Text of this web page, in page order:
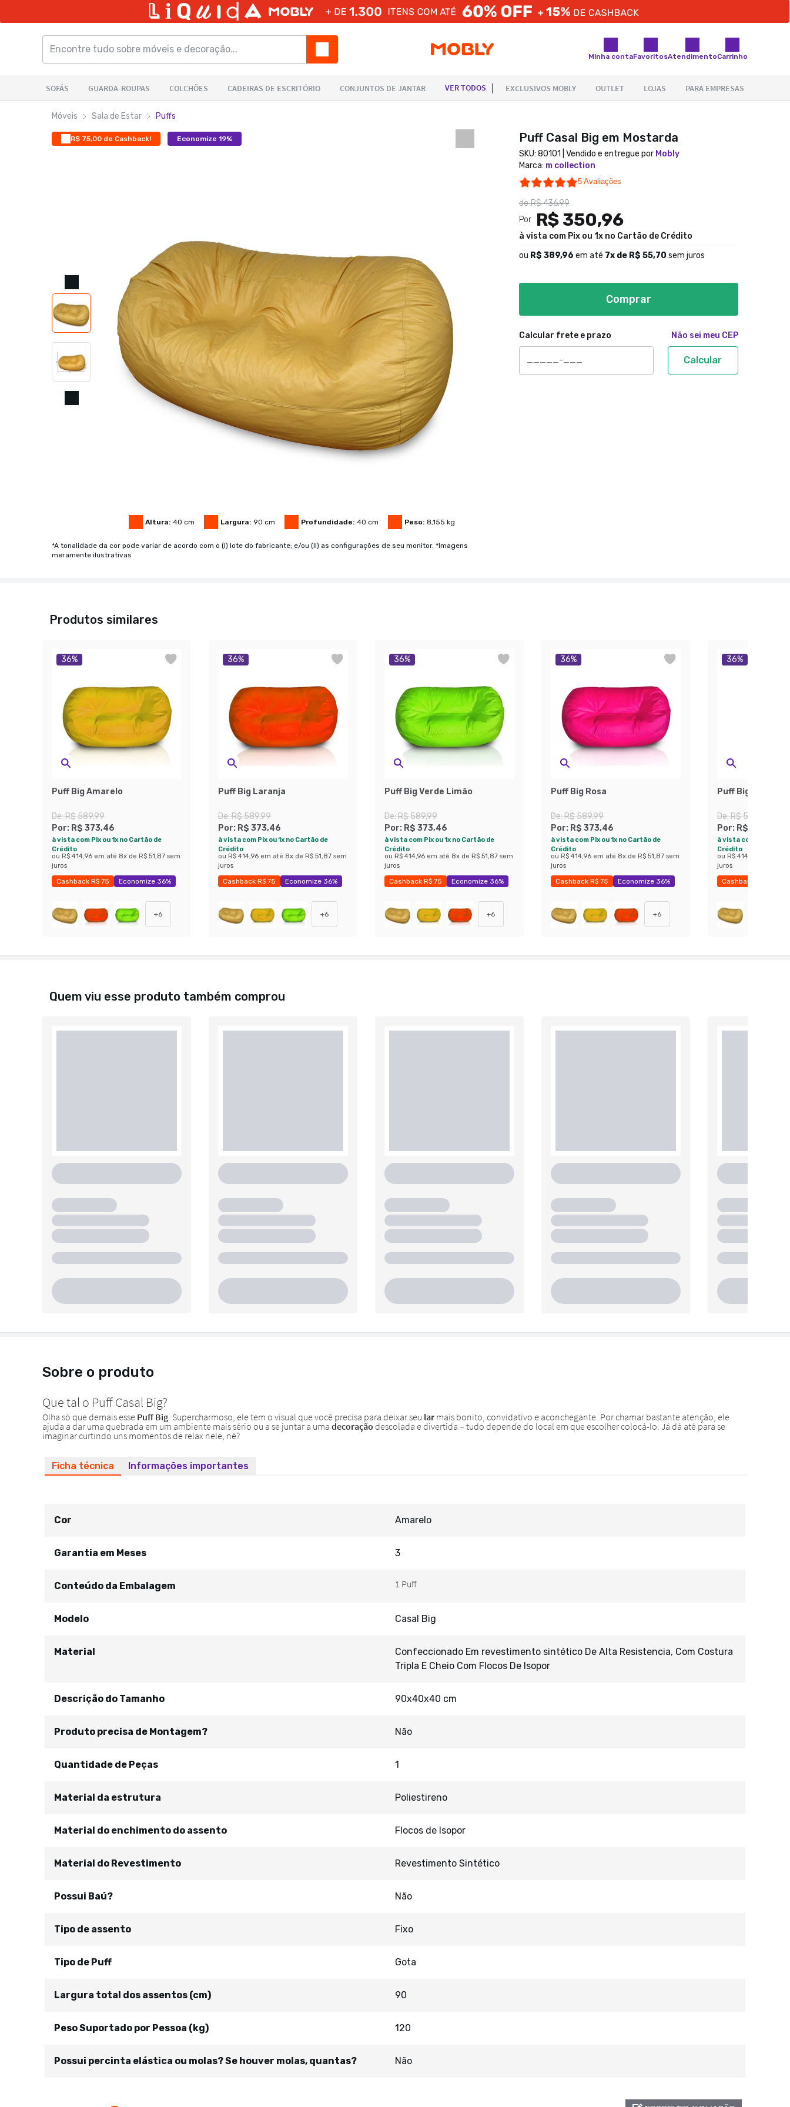
Minha contaFavoritosAtendimentoCarrinho
Móveis Sala de Estar Puffs
R$ 75,00 de Cashback! Economize 19%
Altura: 40 cm Largura: 90 cm Profundidade: 40 cm Peso: 8,155 kg
*A tonalidade da cor pode variar de acordo com o (I) lote do fabricante; e/ou (II) as configurações de seu monitor. *Imagens
meramente ilustrativas
Puff Casal Big em Mostarda
SKU: 80101 | Vendido e entregue por Mobly
Marca: m collection
4.8 star rating
5 Avaliações
deR$ 436,99
Por
R$ 350,96
à vista com Pix ou 1x no Cartão de Crédito
ou R$ 389,96 em até 7x de R$ 55,70 sem juros
Comprar
Calcular frete e prazo Não sei meu CEP
Calcular
Produtos similares
36%
Puff Big Amarelo
De:R$ 589,99
Por: R$ 373,46
à vista com Pix ou 1x no Cartão de
Crédito
ou R$ 414,96 em até 8x de R$ 51,87 sem
juros
Cashback R$ 75 Economize 36%
+6
36%
Puff Big Laranja
De:R$ 589,99
Por: R$ 373,46
à vista com Pix ou 1x no Cartão de
Crédito
ou R$ 414,96 em até 8x de R$ 51,87 sem
juros
Cashback R$ 75 Economize 36%
+6
36%
Puff Big Verde Limão
De:R$ 589,99
Por: R$ 373,46
à vista com Pix ou 1x no Cartão de
Crédito
ou R$ 414,96 em até 8x de R$ 51,87 sem
juros
Cashback R$ 75 Economize 36%
+6
36%
Puff Big Rosa
De:R$ 589,99
Por: R$ 373,46
à vista com Pix ou 1x no Cartão de
Crédito
ou R$ 414,96 em até 8x de R$ 51,87 sem
juros
Cashback R$ 75 Economize 36%
+6
36%
Puff Big Lilás
De:R$ 589,99
Por: R$ 373,46
à vista com Pix ou 1x
Crédito
ou R$ 414,96
juros
Cashback R$ 75
Quem viu esse produto também comprou
Sobre o produto
Ficha técnica Informações importantes
Cor Amarelo
Garantia em Meses 3
Conteúdo da Embalagem
Modelo Casal Big
Material
Confeccionado Em revestimento sintético De Alta Resistencia, Com Costura
Tripla E Cheio Com Flocos De Isopor
Descrição do Tamanho 90x40x40 cm
Produto precisa de Montagem? Não
Quantidade de Peças 1
Material da estrutura Poliestireno
Material do enchimento do assento Flocos de Isopor
Material do Revestimento Revestimento Sintético
Possui Baú? Não
Tipo de assento Fixo
Tipo de Puff Gota
Largura total dos assentos (cm) 90
Peso Suportado por Pessoa (kg) 120
Possui percinta elástica ou molas? Se houver molas, quantas? Não